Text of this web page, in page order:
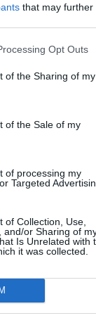
that may
Opt Outs
of the Sharing of my
of the Sale of my
of processing my
Targeted
of Collection, Use,
and/or Sharing of
Is Unrelated with
it was collected.